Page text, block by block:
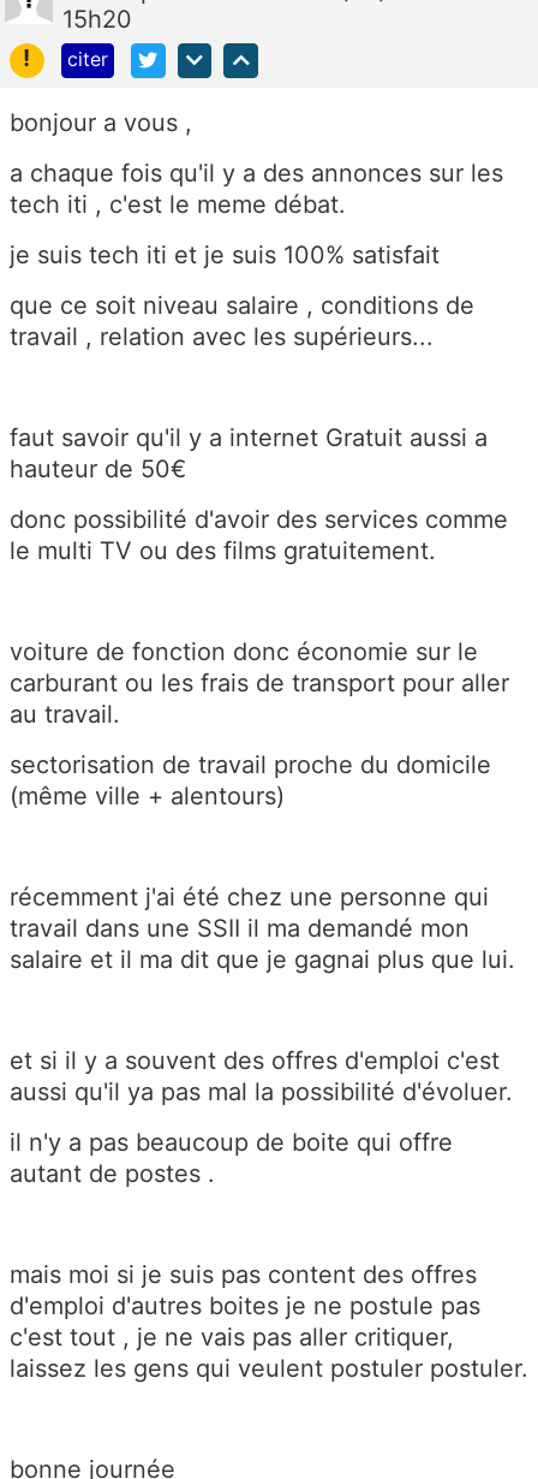
15h20
!
citer
bonjour a vous ,
a chaque fois qu'il y a des annonces sur les
tech iti , c'est le meme débat.
je suis tech iti et je suis 100% satisfait
que ce soit niveau salaire , conditions de
travail , relation avec les supérieurs...
faut savoir qu'il y a internet Gratuit aussi a
hauteur de 50€
donc possibilité d'avoir des services comme
le multi TV ou des films gratuitement.
voiture de fonction donc économie sur le
carburant ou les frais de transport pour aller
au travail.
sectorisation de travail proche du domicile
(même ville + alentours)
récemment j'ai été chez une personne qui
travail dans une SSII il ma demandé mon
salaire et il ma dit que je gagnai plus que lui.
et si il y a souvent des offres d'emploi c'est
aussi qu'il ya pas mal la possibilité d'évoluer.
il n'y a pas beaucoup de boite qui offre
autant de postes .
mais moi si je suis pas content des offres
d'emploi d'autres boites je ne postule pas
c'est tout , je ne vais pas aller critiquer,
laissez les gens qui veulent postuler postuler.
bonne journée